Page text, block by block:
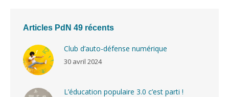
Articles PdN 49 récents
Club d’auto-défense numérique
30 avril 2024
L’éducation populaire 3.0 c’est parti !